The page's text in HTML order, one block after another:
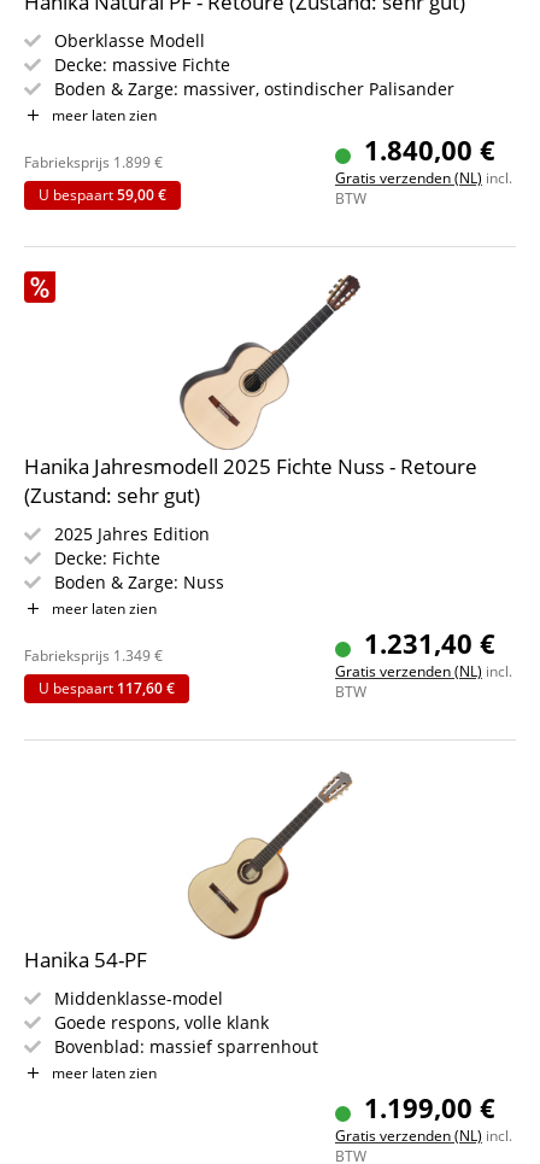
Oberklasse Modell
Decke: massive Fichte
Boden & Zarge: massiver, ostindischer Palisander
Hals: Cedro, mit Grenadill versperrt
Schaller GT-Mechaniken
Farbe: Natur, wachs-versigelt
Inklusive Hiscox-Koffer
meer laten zien
1.840,00 €
Gratis verzenden (NL) incl.
BTW
Fabrieksprijs 1.899€
U bespaart59,00 €
Hanika Jahresmodell 2025 Fichte Nuss - Retoure
(Zustand: sehr gut)
2025 Jahres Edition
Decke: Fichte
Boden & Zarge: Nuss
Griffbrett/Hals: Grenadill / Cedro
meer laten zien
1.231,40 €
Gratis verzenden (NL) incl.
BTW
Fabrieksprijs 1.349€
U bespaart 117,60 €
Hanika 54-PF
Middenklasse-model
Goede respons, volle klank
Bovenblad: massief sparrenhout
Bodem & zijkanten: massief palissander
Hals: Cedro, doorlopend met ebbenhout versterkt
meer laten zien
1.199,00 €
Gratis verzenden (NL) incl.
BTW